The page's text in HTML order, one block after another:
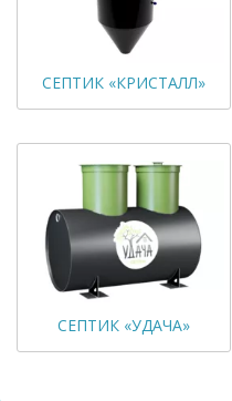
СЕПТИК «КРИСТАЛЛ»
СЕПТИК «УДАЧА»